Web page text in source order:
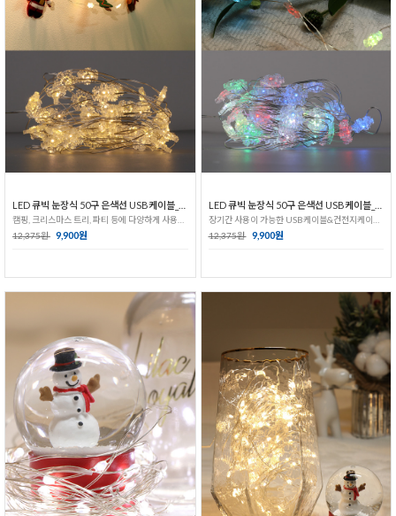
캠핑, 크리스마스 트리, 파티 등에 다양하게 사용가능한 조명
12,375원 9,900원
장기간 사용이 가능한 USB케이블&건전지케이스형 트리전구!
12,375원 9,900원